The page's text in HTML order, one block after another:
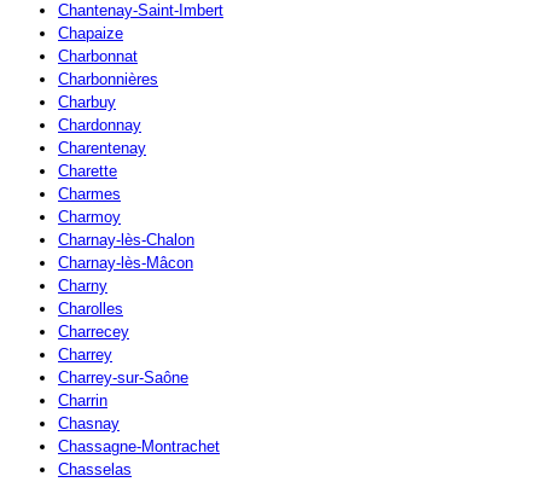
Chantenay-Saint-Imbert
Chapaize
Charbonnat
Charbonnières
Charbuy
Chardonnay
Charentenay
Charette
Charmes
Charmoy
Charnay-lès-Chalon
Charnay-lès-Mâcon
Charny
Charolles
Charrecey
Charrey
Charrey-sur-Saône
Charrin
Chasnay
Chassagne-Montrachet
Chasselas